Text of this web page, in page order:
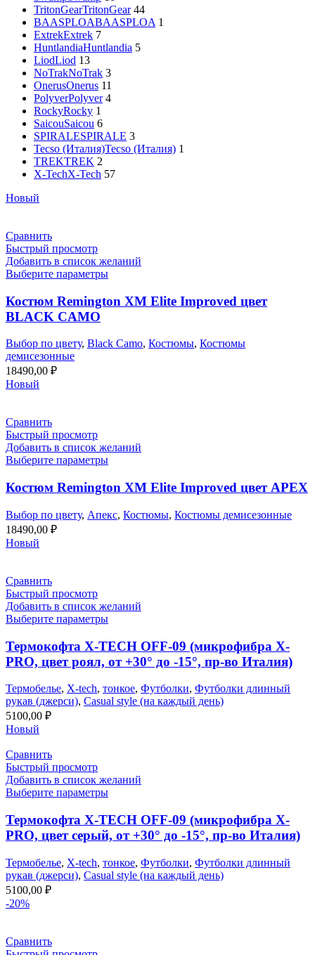
TritonGearTritonGear 44
BAASPLOABAASPLOA 1
ExtrekExtrek 7
HuntlandiaHuntlandia 5
LiodLiod 13
NoTrakNoTrak 3
OnerusOnerus 11
PolyverPolyver 4
RockyRocky 1
SaicouSaicou 6
SPIRALESPIRALE 3
Tecso (Италия)Tecso (Италия) 1
TREKTREK 2
X-TechX-Tech 57
Новый
Сравнить
Быстрый просмотр
Добавить в список желаний
Выберите параметры
Костюм Remington XM Elite Improved цвет
BLACK CAMO
Выбор по цвету, Black Camo, Костюмы, Костюмы
демисезонные
18490,00 ₽
Новый
Сравнить
Быстрый просмотр
Добавить в список желаний
Выберите параметры
Костюм Remington XM Elite Improved цвет APEX
Выбор по цвету, Апекс, Костюмы, Костюмы демисезонные
18490,00 ₽
Новый
Сравнить
Быстрый просмотр
Добавить в список желаний
Выберите параметры
Термокофта X-TECH OFF-09 (микрофибра X-
PRO, цвет роял, от +30° до -15°, пр-во Италия)
Термобелье, X-tech, тонкое, Футболки, Футболки длинный
рукав (джерси), Casual style (на каждый день)
5100,00 ₽
Новый
Сравнить
Быстрый просмотр
Добавить в список желаний
Выберите параметры
Термокофта X-TECH OFF-09 (микрофибра X-
PRO, цвет серый, от +30° до -15°, пр-во Италия)
Термобелье, X-tech, тонкое, Футболки, Футболки длинный
рукав (джерси), Casual style (на каждый день)
5100,00 ₽
-20%
Сравнить